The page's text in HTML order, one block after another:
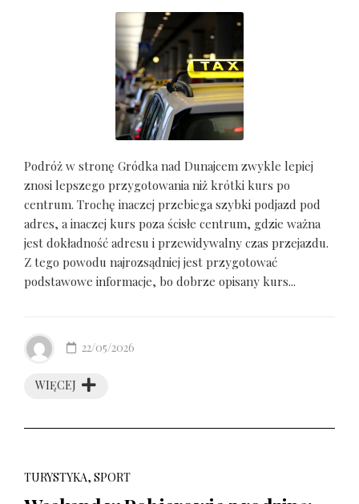
Podróż w stronę Gródka nad Dunajcem zwykle lepiej
znosi lepszego przygotowania niż krótki kurs po
centrum. Trochę inaczej przebiega szybki podjazd pod
adres, a inaczej kurs poza ścisłe centrum, gdzie ważna
jest dokładność adresu i przewidywalny czas przejazdu.
Z tego powodu najrozsądniej jest przygotować
podstawowe informacje, bo dobrze opisany kurs...
WIĘCEJ
22/05/2026
TURYSTYKA, SPORT